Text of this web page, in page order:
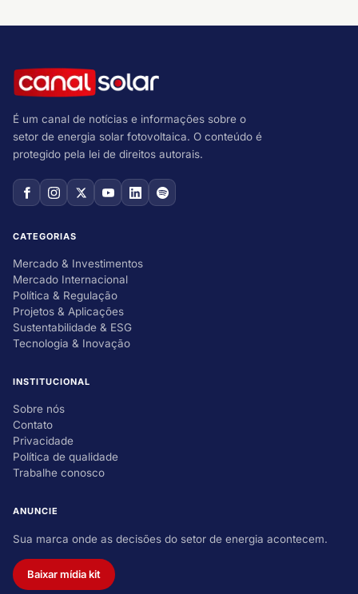
É um canal de notícias e informações sobre o
setor de energia solar fotovoltaica. O conteúdo é
protegido pela lei de direitos autorais.
CATEGORIAS
Mercado & Investimentos
Mercado Internacional
Política & Regulação
Projetos & Aplicações
Sustentabilidade & ESG
Tecnologia & Inovação
INSTITUCIONAL
Sobre nós
Contato
Privacidade
Política de qualidade
Trabalhe conosco
ANUNCIE
Sua marca onde as decisões do setor de energia acontecem.
Baixar mídia kit